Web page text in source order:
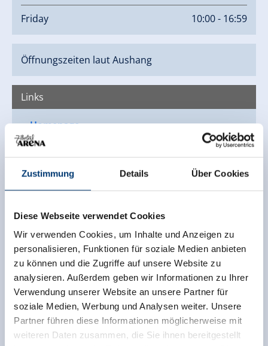
Zustimmung Details Über Cookies
Diese Webseite verwendet Cookies
Wir verwenden Cookies, um Inhalte und Anzeigen zu
personalisieren, Funktionen für soziale Medien anbieten
zu können und die Zugriffe auf unsere Website zu
analysieren. Außerdem geben wir Informationen zu Ihrer
Verwendung unserer Website an unsere Partner für
soziale Medien, Werbung und Analysen weiter. Unsere
Partner führen diese Informationen möglicherweise mit
weiteren Daten zusammen, die Sie ihnen bereitgestellt
Friday 10:00 - 16:59
Öffnungszeiten laut Aushang
Links
Homepage